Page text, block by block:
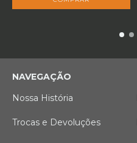
NAVEGAÇÃO
Nossa História
Trocas e Devoluções